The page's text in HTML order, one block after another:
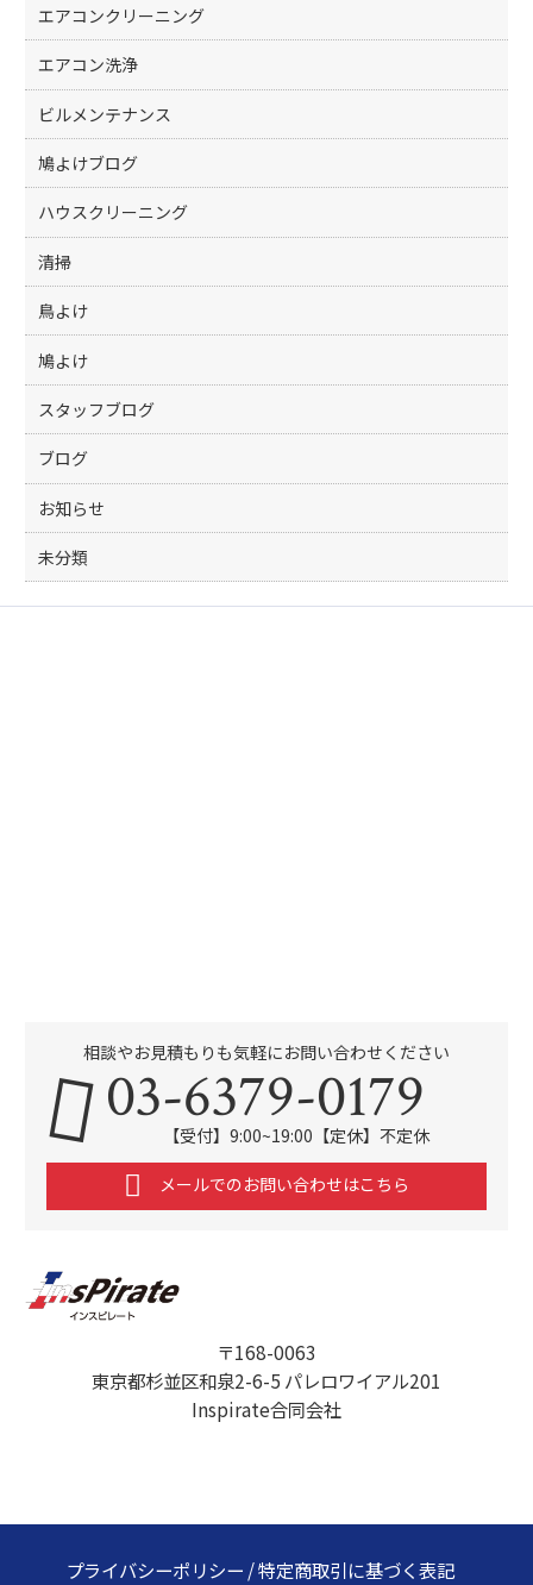
エアコンクリーニング
エアコン洗浄
ビルメンテナンス
鳩よけブログ
ハウスクリーニング
清掃
鳥よけ
鳩よけ
スタッフブログ
ブログ
お知らせ
未分類
相談やお見積もりも気軽にお問い合わせください
03-6379-0179
【受付】9:00~19:00【定休】不定休
メールでのお問い合わせはこちら
〒168-0063
東京都杉並区和泉2-6-5 パレロワイアル201
Inspirate合同会社
プライバシーポリシー /特定商取引に基づく表記